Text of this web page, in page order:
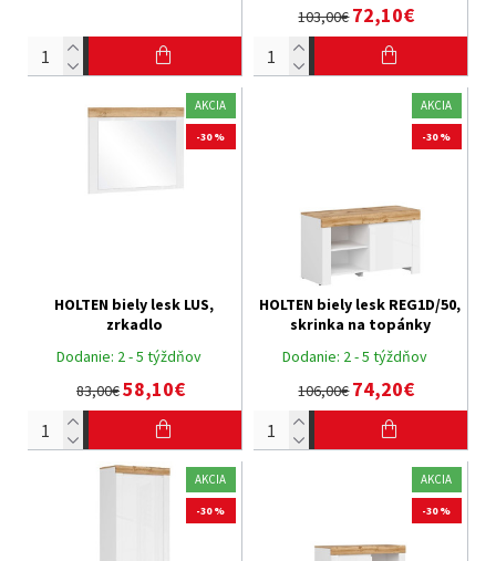
103,00€72,10€
AKCIA
-30 %
Dodanie: 2 - 5 týždňov
HOLTEN biely lesk LUS,
zrkadlo
83,00€58,10€
AKCIA
-30 %
Dodanie: 2 - 5 týždňov
HOLTEN biely lesk REG1D/50,
skrinka na topánky
106,00€74,20€
AKCIA
-30 %
AKCIA
-30 %